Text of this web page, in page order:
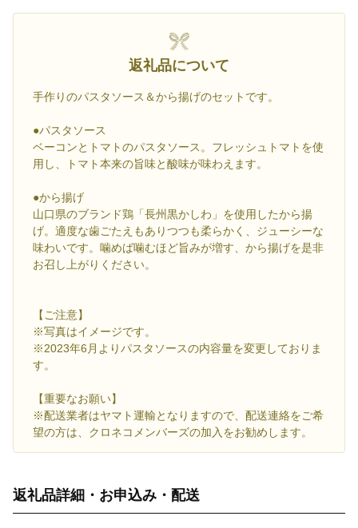
返礼品について
手作りのパスタソース＆から揚げのセットです。
●パスタソース
ベーコンとトマトのパスタソース。フレッシュトマトを使
用し、トマト本来の旨味と酸味が味わえます。
●から揚げ
山口県のブランド鶏「長州黒かしわ」を使用したから揚
げ。適度な歯ごたえもありつつも柔らかく、ジューシーな
味わいです。噛めば噛むほど旨みが増す、から揚げを是非
お召し上がりください。
【ご注意】
※写真はイメージです。
※2023年6月よりパスタソースの内容量を変更しておりま
す。
【重要なお願い】
※配送業者はヤマト運輸となりますので、配送連絡をご希
望の方は、クロネコメンバーズの加入をお勧めします。
返礼品詳細・お申込み・配送